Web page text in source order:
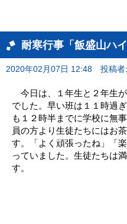
耐寒行事「飯盛山ハ
2020年02月07日 12:48 投稿者
今日は、１年生と２年生が
でした。早い班は１１時過
も１２時半までに学校に
員の方より生徒たちにはお
す。「よく頑張ったね」「
っていました。生徒たちは
す。